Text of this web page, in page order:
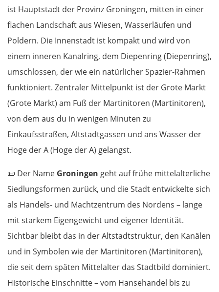
ist Hauptstadt der Provinz Groningen, mitten in einer
flachen Landschaft aus Wiesen, Wasserläufen und
Poldern. Die Innenstadt ist kompakt und wird von
einem inneren Kanalring, dem Diepenring (Diepenring),
umschlossen, der wie ein natürlicher Spazier-Rahmen
funktioniert. Zentraler Mittelpunkt ist der Grote Markt
(Grote Markt) am Fuß der Martinitoren (Martinitoren),
von dem aus du in wenigen Minuten zu
Einkaufsstraßen, Altstadtgassen und ans Wasser der
Hoge der A (Hoge der A) gelangst.
📜 Der Name Groningen geht auf frühe mittelalterliche
Siedlungsformen zurück, und die Stadt entwickelte sich
als Handels- und Machtzentrum des Nordens – lange
mit starkem Eigengewicht und eigener Identität.
Sichtbar bleibt das in der Altstadtstruktur, den Kanälen
und in Symbolen wie der Martinitoren (Martinitoren),
die seit dem späten Mittelalter das Stadtbild dominiert.
Historische Einschnitte – vom Hansehandel bis zu